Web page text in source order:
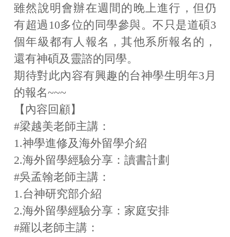
雖然說明會辦在週間的晚上進行，但仍
有超過10多位的同學參與。不只是道碩3
個年級都有人報名，其他系所報名的，
還有神碩及靈諮的同學。
期待對此內容有興趣的台神學生明年3月
的報名~~~
【內容回顧】
#梁越美老師主講 ：
1.神學進修及海外留學介紹
2.海外留學經驗分享：讀書計劃
#吳孟翰老師主講 ：
1.台神研究部介紹
2.海外留學經驗分享：家庭安排
#羅以老師主講 ：